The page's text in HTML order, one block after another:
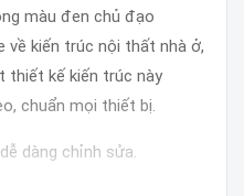
màu đen chủ đạo
về kiến trúc nội thất nhà ở,
thiết kế kiến trúc này
chuẩn mọi thiết bị.
dàng chỉnh sửa.